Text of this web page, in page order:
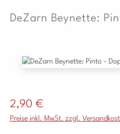
DeZarn Beynette:
Bildergalerie überspringen
Regulärer Preis:
2,90 €
Preise inkl. MwSt. zzgl.